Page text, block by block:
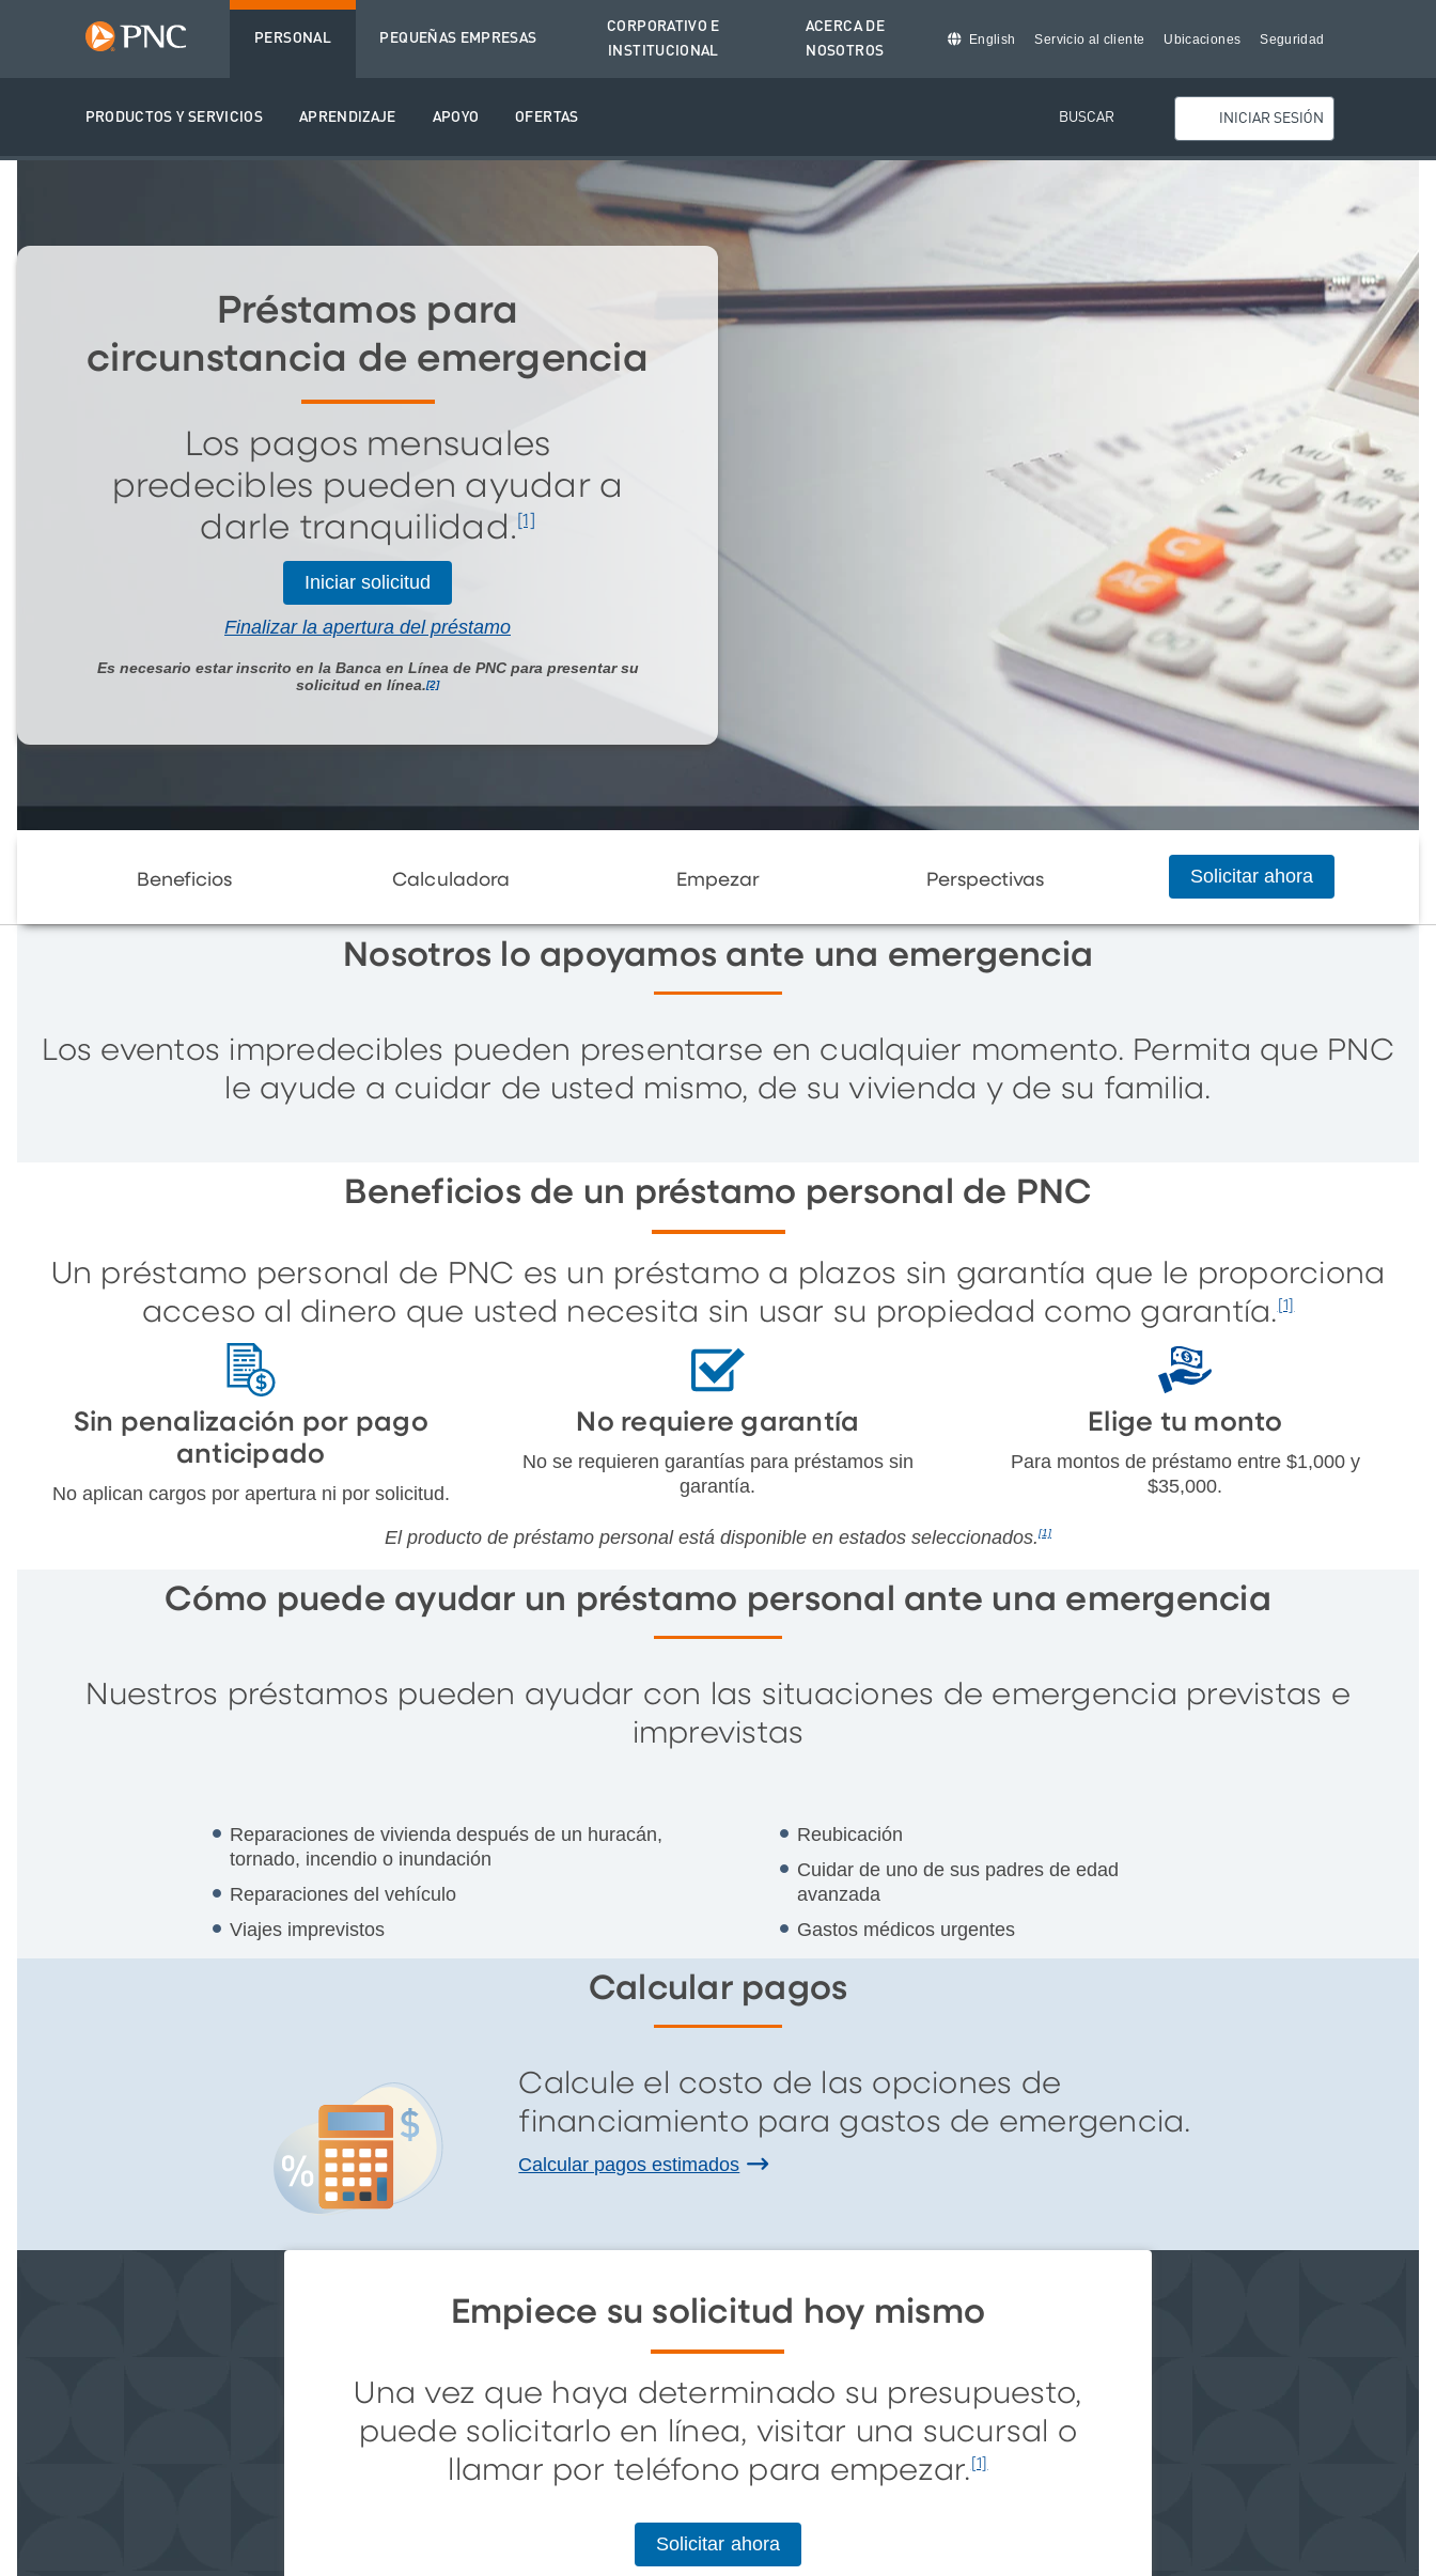
PERSONAL
PRODUCTOS Y SERVICIOS APRENDIZAJE APOYO OFERTAS
PEQUEÑAS EMPRESAS
CORPORATIVO E
INSTITUCIONAL
ACERCA DE
NOSOTROS
English Servicio al cliente Ubicaciones Seguridad
BUSCAR INICIAR SESIÓN
Préstamos para
circunstancia de emergencia
Los pagos mensuales
predecibles pueden ayudar a
darle tranquilidad. [1]
Iniciar solicitud
Finalizar la apertura del préstamo
Es necesario estar inscrito en la Banca en Línea de PNC para presentar su
solicitud en línea.[2]
Beneficios Calculadora Empezar Perspectivas Solicitar ahora
Nosotros lo apoyamos ante una emergencia
Los eventos impredecibles pueden presentarse en cualquier momento. Permita que PNC
le ayude a cuidar de usted mismo, de su vivienda y de su familia.
Beneficios de un préstamo personal de PNC
Un préstamo personal de PNC es un préstamo a plazos sin garantía que le proporciona
acceso al dinero que usted necesita sin usar su propiedad como garantía. [1]
Sin penalización por pago
anticipado
No aplican cargos por apertura ni por solicitud.
No requiere garantía
No se requieren garantías para préstamos sin
garantía.
Elige tu monto
Para montos de préstamo entre $1,000 y
$35,000.
El producto de préstamo personal está disponible en estados seleccionados.[1]
Cómo puede ayudar un préstamo personal ante una emergencia
Nuestros préstamos pueden ayudar con las situaciones de emergencia previstas e
imprevistas
Reparaciones de vivienda después de un huracán,
tornado, incendio o inundación
Reparaciones del vehículo
Viajes imprevistos
Reubicación
Cuidar de uno de sus padres de edad
avanzada
Gastos médicos urgentes
Calcular pagos
Calcule el costo de las opciones de
financiamiento para gastos de emergencia.
Calcular pagos estimados
Empiece su solicitud hoy mismo
Una vez que haya determinado su presupuesto,
puede solicitarlo en línea, visitar una sucursal o
llamar por teléfono para empezar. [1]
Solicitar ahora